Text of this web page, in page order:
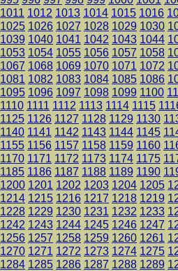
1011 1012 1013 1014 1015 1016
1025 1026 1027 1028 1029 1030
1039 1040 1041 1042 1043 1044
1053 1054 1055 1056 1057 1058
1067 1068 1069 1070 1071 1072
1081 1082 1083 1084 1085 1086
1095 1096 1097 1098 1099 1100
1110 1111 1112 1113 1114 1115
1125 1126 1127 1128 1129 1130
1140 1141 1142 1143 1144 1145
1155 1156 1157 1158 1159 1160
1170 1171 1172 1173 1174 1175
1185 1186 1187 1188 1189 1190
1200 1201 1202 1203 1204 1205
1214 1215 1216 1217 1218 1219
1228 1229 1230 1231 1232 1233
1242 1243 1244 1245 1246 1247
1256 1257 1258 1259 1260 1261
1270 1271 1272 1273 1274 1275
1284 1285 1286 1287 1288 1289